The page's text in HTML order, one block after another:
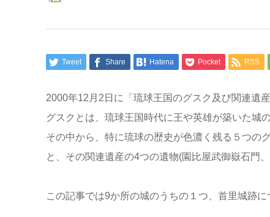
Tweet Share Hatena Pocket RSS
2000年12月2日に「琉球王国のグスク及び関連遺
グスクとは、琉球王国時代に王や英雄が築いた城
その中から、特に琉球の歴史が色濃く残る５つの
と、その関連遺産の4つの遺物(園比屋武御嶽石門
この記事では9か所の城のうちの１つ、首里城跡に